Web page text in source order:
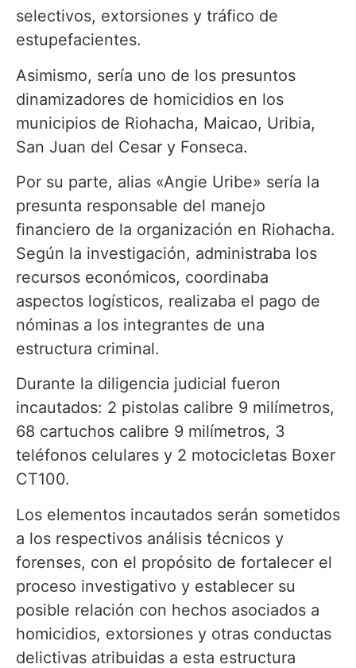
selectivos, extorsiones y tráfico de
estupefacientes.
Asimismo, sería uno de los presuntos
dinamizadores de homicidios en los
municipios de Riohacha, Maicao, Uribia,
San Juan del Cesar y Fonseca.
Por su parte, alias «Angie Uribe» sería la
presunta responsable del manejo
financiero de la organización en Riohacha.
Según la investigación, administraba los
recursos económicos, coordinaba
aspectos logísticos, realizaba el pago de
nóminas a los integrantes de una
estructura criminal.
Durante la diligencia judicial fueron
incautados: 2 pistolas calibre 9 milímetros,
68 cartuchos calibre 9 milímetros, 3
teléfonos celulares y 2 motocicletas Boxer
CT100.
Los elementos incautados serán sometidos
a los respectivos análisis técnicos y
forenses, con el propósito de fortalecer el
proceso investigativo y establecer su
posible relación con hechos asociados a
homicidios, extorsiones y otras conductas
delictivas atribuidas a esta estructura